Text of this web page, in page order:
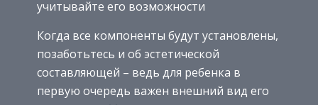
учитывайте его возможности
Когда все компоненты будут установлены,
позаботьтесь и об эстетической
составляющей – ведь для ребенка в
первую очередь важен внешний вид его